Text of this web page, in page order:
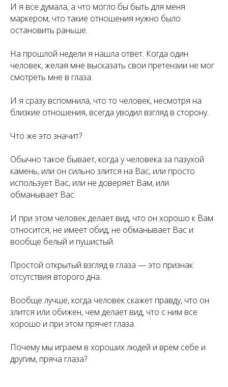
И я все думала, а что могло бы быть для меня
маркером, что такие отношения нужно было
остановить раньше.
На прошлой недели я нашла ответ. Когда один
человек, желая мне высказать свои претензии не мог
смотреть мне в глаза.
И я сразу вспомнила, что то человек, несмотря на
близкие отношения, всегда уводил взгляд в сторону.
Что же это значит?
Обычно такое бывает, когда у человека за пазухой
камень, или он сильно злится на Вас, или просто
использует Вас, или не доверяет Вам, или
обманывает Вас.
И при этом человек делает вид, что он хорошо к Вам
относится, не имеет обид, не обманывает Вас и
вообще белый и пушистый.
Простой открытый взгляд в глаза — это признак
отсутствия второго дна.
Вообще лучше, когда человек скажет правду, что он
злится или обижен, чем делает вид, что с ним все
хорошо и при этом прячет глаза.
Почему мы играем в хороших людей и врем себе и
другим, пряча глаза?